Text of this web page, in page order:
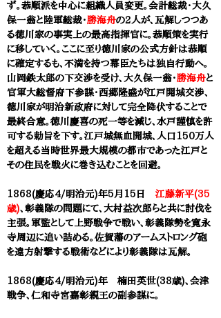
ず。恭順派を中心に組織人員変更。会計総裁・大久
保一翁と陸軍総裁・勝海舟の2人が、瓦解しつつあ
る徳川家の事実上の最高指揮官に。恭順策を実行
に移していく。ここに至り徳川家の公式方針は恭順
に確定するも、不満を持つ幕臣たちは独自行動へ。
山岡鉄太郎の下交渉を受け、大久保一翁・勝海舟と
官軍大総督府下参謀・西郷隆盛が江戸開城交渉、
徳川家が明治新政府に対して完全降伏することで
最終合意。徳川慶喜の死一等を減じ、水戸謹慎を許
可する勅旨を下す。江戸城無血開城、人口150万人
を超える当時世界最大規模の都市であった江戸と
その住民を戦火に巻き込むことを回避。
1868(慶応4/明治元)年5月15日 江藤新平(35
歳)、彰義隊の問題にて、大村益次郎らと共に討伐を
主張。軍監として上野戦争で戦い、彰義隊勢を寛永
寺周辺に追い詰める。佐賀藩のアームストロング砲
を遠方射撃する戦術などにより彰義隊は瓦解。
1868(慶応4/明治元)年 楠田英世(38歳)、会津
戦争、仁和寺宮嘉彰親王の副参謀に。